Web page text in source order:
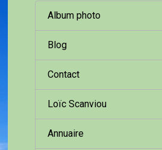
Album photo
Blog
Contact
Loïc Scanviou
Annuaire